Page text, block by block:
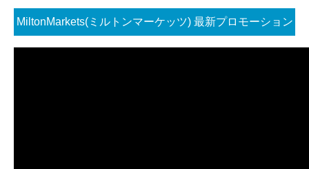
MiltonMarkets(ミルトンマーケッツ) 最新プロモーション
コード配布